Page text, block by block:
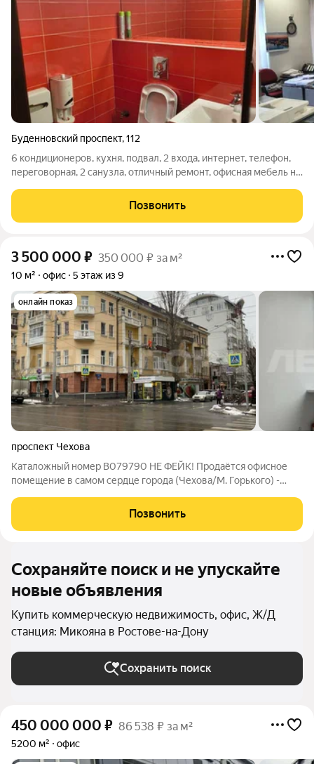
Буденновский проспект,112
6 кондиционеров, кухня, подвал, 2 входа, интернет, телефон,
переговорная, 2 санузла, отличный ремонт, офисная мебель на
Позвонить
3 500 000 ₽ 350 000 ₽ за м²
10 м² офис 5 этаж из 9
онлайн показ
проспект Чехова
Каталожный номер B079790 НЕ ФЕЙК! Продаётся офисное
помещение в самом сердце города (Чехова/М. Горького) -
расположение - престижный адрес обеспечит вашим
клиентам удобство и комфорт. Новый
Позвонить
Сохраняйте поиск и не упускайте
новые объявления
Купить коммерческую недвижимость, офис, Ж/Д
станция: Микояна в Ростове-на-Дону
Сохранить поиск
450 000 000 ₽ 86 538 ₽ за м²
5200 м² офис